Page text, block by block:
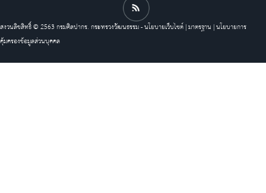
สงวนลิขสิทธิ์ © 2563 กรมศิลปากร. กระทรวงวัฒนธรรม -นโยบายเว็บไซต์|มาตรฐาน |นโยบายการ
คุ้มครองข้อมูลส่วนบุคคล